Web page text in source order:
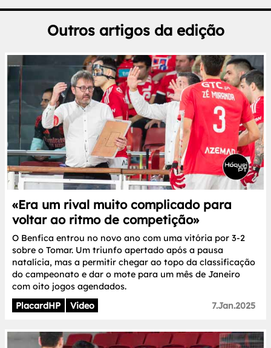
Outros artigos da edição
«Era um rival muito complicado para
voltar ao ritmo de competição»
O Benfica entrou no novo ano com uma vitória por 3-2
sobre o Tomar. Um triunfo apertado após a pausa
natalícia, mas a permitir chegar ao topo da classificação
do campeonato e dar o mote para um mês de Janeiro
com oito jogos agendados.
PlacardHP
Video 7.Jan.2025